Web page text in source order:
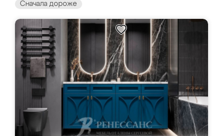
Сначала дороже